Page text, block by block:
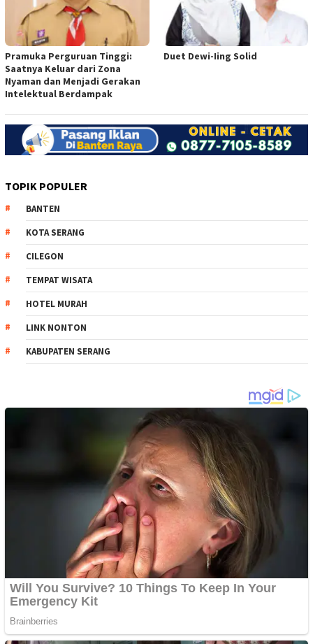
Pramuka Perguruan Tinggi:
Saatnya Keluar dari Zona
Nyaman dan Menjadi Gerakan
Intelektual Berdampak
Duet Dewi-Iing Solid
TOPIK POPULER
BANTEN
KOTA SERANG
CILEGON
TEMPAT WISATA
HOTEL MURAH
LINK NONTON
KABUPATEN SERANG